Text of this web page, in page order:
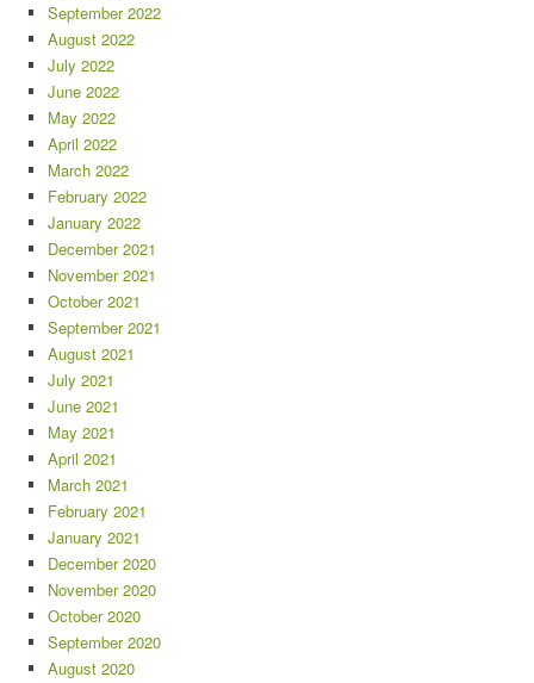
September 2022
August 2022
July 2022
June 2022
May 2022
April 2022
March 2022
February 2022
January 2022
December 2021
November 2021
October 2021
September 2021
August 2021
July 2021
June 2021
May 2021
April 2021
March 2021
February 2021
January 2021
December 2020
November 2020
October 2020
September 2020
August 2020